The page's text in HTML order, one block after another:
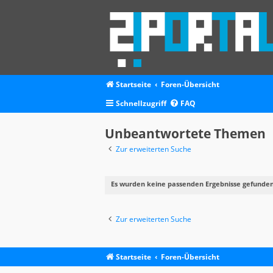
Startseite
Foren-Übersicht
Schnellzugriff
FAQ
Unbeantwortete Themen
Zur erweiterten Suche
Es wurden keine passenden Ergebnisse
Zur erweiterten Suche
Startseite Foren-Übersicht